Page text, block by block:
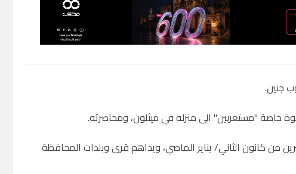
جنين.
خاصة "مستعربين" الى منزله في ميثلون، ومحاصرته.
من كانون الثاني/ يناير الماضي، ويداهم قرى وبلدات المحافظة